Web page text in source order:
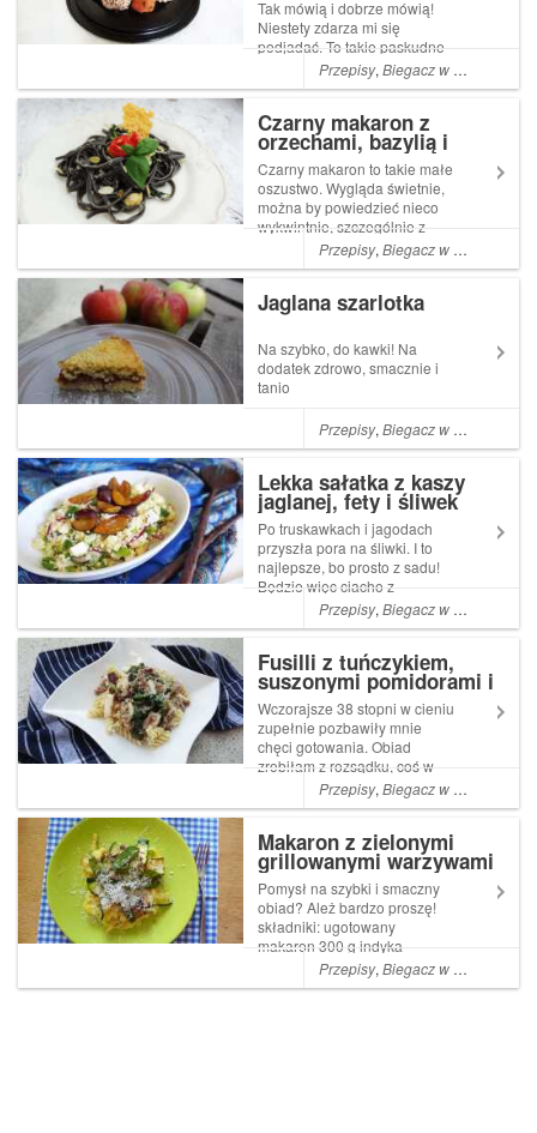
Tak mówią i dobrze mówią!
Niestety zdarza mi się
podjadać. To takie paskudne
uczucie, kiedy otwierasz
lodówkę i szafki w
niekoniecznie jest jabłkiem,
bananem czy orzechami.
Ponieważ takie...
Przepisy,Biegacz w kuchni
Czarny makaron z
orzechami, bazylią i
pieczonym parmezanem
Czarny makaron to takie małe
oszustwo. Wygląda świetnie,
można by powiedzieć nieco
wykwintnie, szczególnie z
kontrastowymi dodatkami,
smakuje jeszcze lepiej i co
spędziłam mnóstwo czasu w
kuchni na gotowaniu. A...
Przepisy,Biegacz w kuchni
Jaglana szarlotka
Na szybko, do kawki! Na
dodatek zdrowo, smacznie i
tanio
Przepisy,Biegacz w kuchni
Lekka sałatka z kaszy
jaglanej, fety i śliwek
Po truskawkach i jagodach
przyszła pora na śliwki. I to
najlepsze, bo prosto z sadu!
Będzie więc ciacho z
kruszonką (bez cukru),
standardowo powidła z
świetnie sprawdzają się zimą
jako dodatek na przykład do
owsianki, n...
Przepisy,Biegacz w kuchni
Fusilli z tuńczykiem,
suszonymi pomidorami i
halloumi
Wczorajsze 38 stopni w cieniu
zupełnie pozbawiły mnie
chęci gotowania. Obiad
zrobiłam z rozsądku, coś w
końcu jeść trzeba, grunt to nie
stać nad buchającą znad
jest to! Wrzucasz do gotującej
się wody i czekasz, popijaj...
Przepisy,Biegacz w kuchni
Makaron z zielonymi
grillowanymi warzywami
Pomysł na szybki i smaczny
obiad? Ależ bardzo proszę!
składniki: ugotowany
makaron 300 g indyka
pokrojonego w paski garść
groszku cukrowego 1 średnia
Przepisy,Biegacz w kuchni